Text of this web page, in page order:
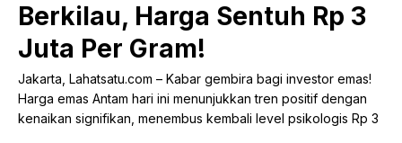
Berkilau, Harga Sentuh Rp 3
Juta Per Gram!
Jakarta, Lahatsatu.com – Kabar gembira bagi investor emas!
Harga emas Antam hari ini menunjukkan tren positif dengan
kenaikan signifikan, menembus kembali level psikologis Rp 3